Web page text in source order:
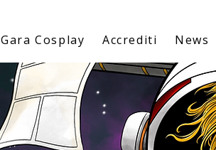
Gara Cosplay Accrediti News